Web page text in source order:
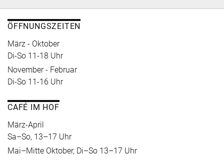
ÖFFNUNGSZEITEN
März - Oktober
Di-So 11-18 Uhr
November - Februar
Di-So 11-16 Uhr
CAFÉ IM HOF
März-April
Sa–So, 13–17 Uhr
Mai–Mitte Oktober, Di–So 13–17 Uhr